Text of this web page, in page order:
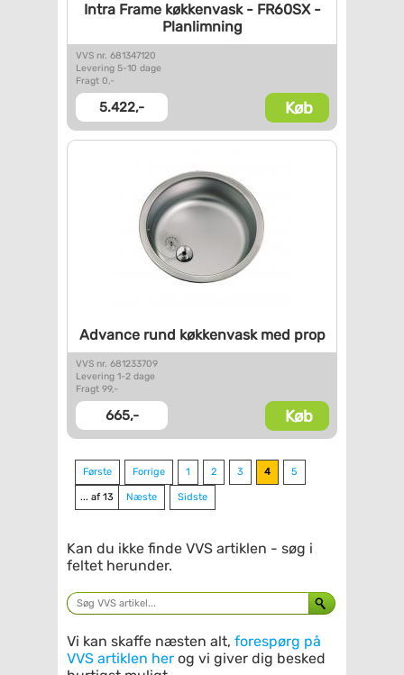
Intra Frame køkkenvask -FR60SX -
Planlimning
VVS nr. 681347120
Levering 5-10 dage
Fragt 0,-
5.422,- Køb
Advance rund køkkenvask med prop
VVS nr. 681233709
Levering 1-2 dage
Fragt 99,-
665,- Køb
Første Forrige 1 2 3 4 5
... af 13 Næste Sidste
Kan du ikke finde VVS artiklen - søg i
feltet herunder.
Vi kan skaffe næsten alt, forespørg på
VVS artiklen her og vi giver dig besked